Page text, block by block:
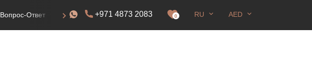
Вопрос-Ответ ВНЖ +971 4873 2083 0 RU AED